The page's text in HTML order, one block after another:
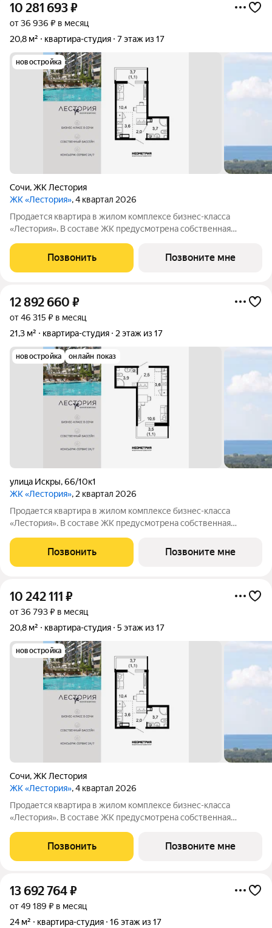
10 281 693₽
от 36 936 ₽ в месяц
20,8 м²
квартира-студия 7 этаж из 17
новостройка
Сочи,ЖК Лестория
ЖК «Лестория», 4 квартал 2026
Продается квартира в жилом комплексе бизнес-класса
«Лестория». В составе ЖК предусмотрена собственная
подогреваемыми бассейнами, что соответствуют стандартам
бизнес-класса. Аквазона объединяет взрослый и
Позвонить Позвоните мне
12 892 660 ₽
от 46 315 ₽ в месяц
21,3 м²
квартира-студия 2 этаж из 17
новостройка онлайн показ
улица Искры,66/10к1
ЖК «Лестория», 2 квартал 2026
Продается квартира в жилом комплексе бизнес-класса
«Лестория». В составе ЖК предусмотрена собственная
подогреваемыми бассейнами, что соответствуют стандартам
бизнес-класса. Аквазона объединяет взрослый и
Позвонить Позвоните мне
10 242 111 ₽
от 36 793 ₽ в месяц
20,8 м²
квартира-студия 5 этаж из 17
новостройка
Сочи,ЖК Лестория
ЖК «Лестория», 4 квартал 2026
Продается квартира в жилом комплексе бизнес-класса
«Лестория». В составе ЖК предусмотрена собственная
подогреваемыми бассейнами, что соответствуют стандартам
бизнес-класса. Аквазона объединяет взрослый и
Позвонить Позвоните мне
13 692 764₽
от 49 189 ₽ в месяц
24 м²
квартира-студия 16 этаж из 17